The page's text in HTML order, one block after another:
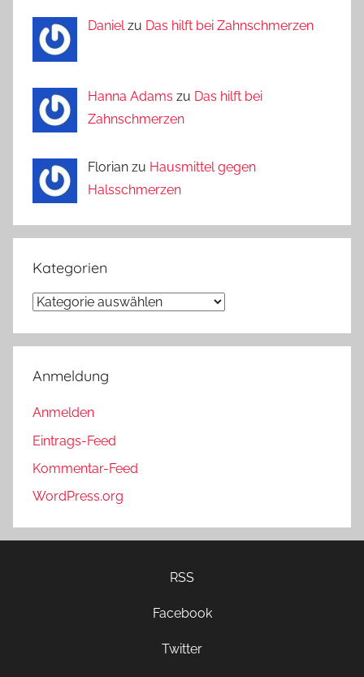
Daniel zu Das hilft bei Zahnschmerzen
Hanna Adams zu Das hilft bei
Zahnschmerzen
Florian zu Hausmittel gegen
Halsschmerzen
Kategorien
Kategorien
Anmeldung
Anmelden
Eintrags-Feed
Kommentar-Feed
WordPress.org
RSS
Facebook
Twitter